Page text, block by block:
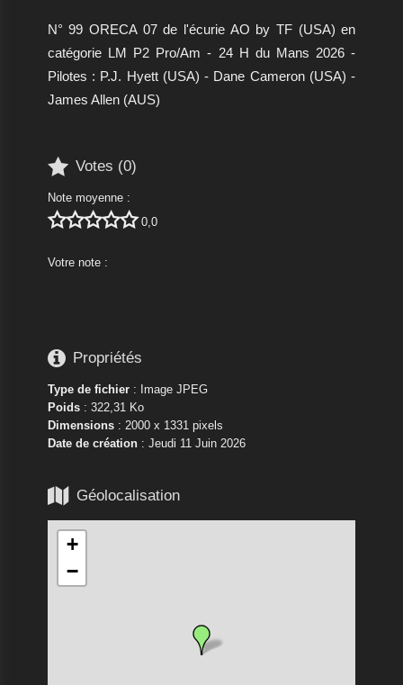
N° 99 ORECA 07 de l'écurie AO by TF (USA) en
catégorie LM P2 Pro/Am - 24 H du Mans 2026 -
Pilotes : P.J. Hyett (USA) - Dane Cameron (USA) -
James Allen (AUS)
 Votes (0)
Note moyenne :
 0,0
Votre note :
 Propriétés
Type de fichier: Image JPEG
Poids: 322,31 Ko
Dimensions: 2000 x 1331 pixels
Date de création: Jeudi 11 Juin 2026
 Géolocalisation
+
−